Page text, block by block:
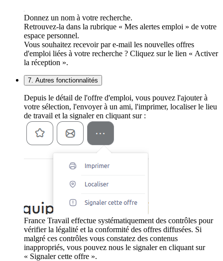
Donnez un nom à votre recherche.
Retrouvez-la dans la rubrique « Mes alertes emploi » de votre
espace personnel.
Vous souhaitez recevoir par e-mail les nouvelles offres
d'emploi liées à votre recherche ? Cliquez sur le lien « Activer
la réception ».
7. Autres fonctionnalités
Depuis le détail de l'offre d'emploi, vous pouvez l'ajouter à
votre sélection, l'envoyer à un ami, l'imprimer, localiser le lieu
de travail et la signaler en cliquant sur :
France Travail effectue systématiquement des contrôles pour
vérifier la légalité et la conformité des offres diffusées. Si
malgré ces contrôles vous constatez des contenus
inappropriés, vous pouvez nous le signaler en cliquant sur
« Signaler cette offre ».